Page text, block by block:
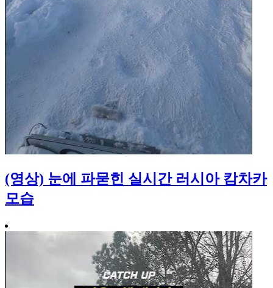
(영상) 눈에 파묻힌 실시간 러시아 캄차카
모습